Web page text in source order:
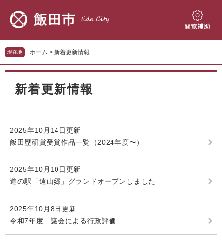
先
頭
を
飛
閲
現在地 ホーム > 新着更新情報
本
新着更新情報
2025年10月14日更新
飯田歴研賞受賞作品一覧（2024年度〜）
2025年10月10日更新
道の駅「遠山郷」グランドオープンしました
2025年10月8日更新
令和7年度 議会による行政評価